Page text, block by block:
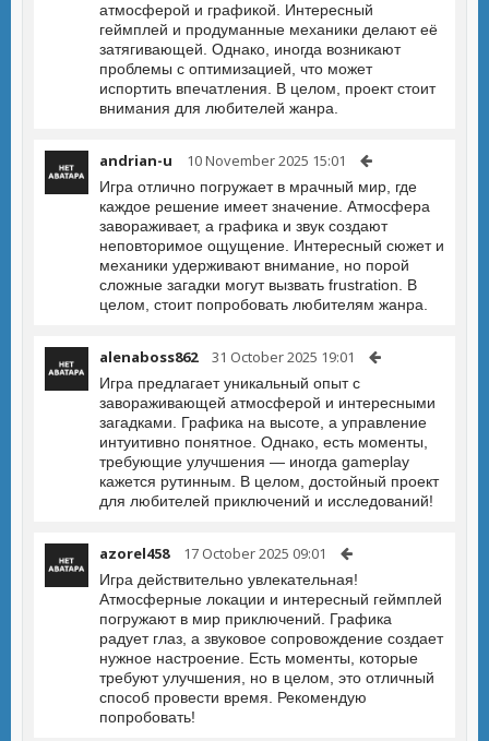
атмосферой и графикой. Интересный
геймплей и продуманные механики делают её
затягивающей. Однако, иногда возникают
проблемы с оптимизацией, что может
испортить впечатления. В целом, проект стоит
внимания для любителей жанра.
andrian-u 10 November 2025 15:01
Игра отлично погружает в мрачный мир, где
каждое решение имеет значение. Атмосфера
завораживает, а графика и звук создают
неповторимое ощущение. Интересный сюжет и
механики удерживают внимание, но порой
сложные загадки могут вызвать frustration. В
целом, стоит попробовать любителям жанра.
alenaboss862 31 October 2025 19:01
Игра предлагает уникальный опыт с
завораживающей атмосферой и интересными
загадками. Графика на высоте, а управление
интуитивно понятное. Однако, есть моменты,
требующие улучшения — иногда gameplay
кажется рутинным. В целом, достойный проект
для любителей приключений и исследований!
azorel458 17 October 2025 09:01
Игра действительно увлекательная!
Атмосферные локации и интересный геймплей
погружают в мир приключений. Графика
радует глаз, а звуковое сопровождение создает
нужное настроение. Есть моменты, которые
требуют улучшения, но в целом, это отличный
способ провести время. Рекомендую
попробовать!